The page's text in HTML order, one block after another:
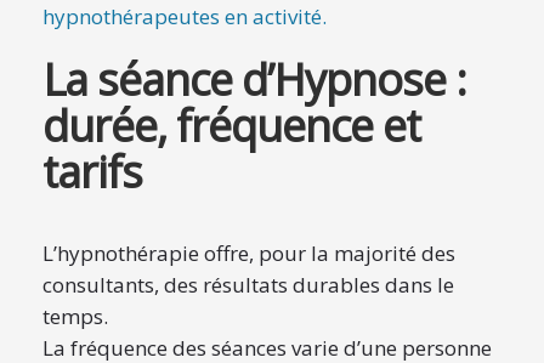
hypnothérapeutes en activité.
La séance d’Hypnose :
durée, fréquence et
tarifs
L’hypnothérapie offre, pour la majorité des
consultants, des résultats durables dans le
temps.
La fréquence des séances varie d’une personne